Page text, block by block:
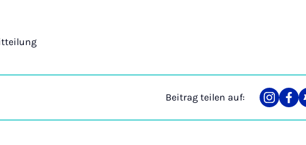
Beitrag teilen auf:
Teilen
auf auf